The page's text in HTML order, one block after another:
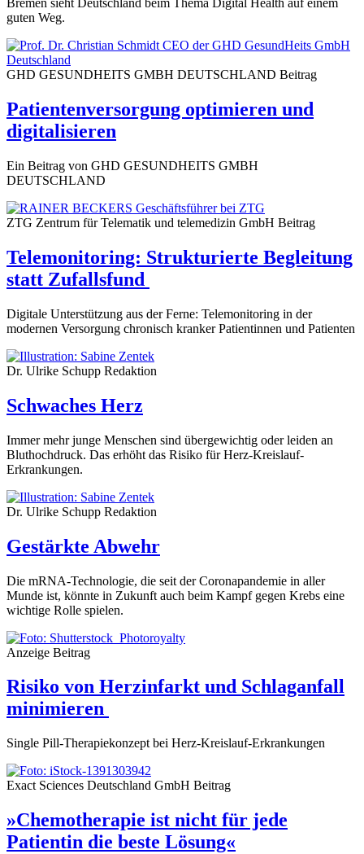
Bremen sieht Deutschland beim Thema Digital Health auf einem
guten Weg.
GHD GESUNDHEITS GMBH DEUTSCHLAND Beitrag
Patientenversorgung optimieren und
digitalisieren
Ein Beitrag von GHD GESUNDHEITS GMBH
DEUTSCHLAND
ZTG Zentrum für Telematik und telemedizin GmbH Beitrag
Telemonitoring: Strukturierte Begleitung
statt Zufallsfund
Digitale Unterstützung aus der Ferne: Telemonitoring in der
modernen Versorgung chronisch kranker Patientinnen und Patienten
Dr. Ulrike Schupp Redaktion
Schwaches Herz
Immer mehr junge Menschen sind übergewichtig oder leiden an
Bluthochdruck. Das erhöht das Risiko für Herz-Kreislauf-
Erkrankungen.
Dr. Ulrike Schupp Redaktion
Gestärkte Abwehr
Die mRNA-Technologie, die seit der Coronapandemie in aller
Munde ist, könnte in Zukunft auch beim Kampf gegen Krebs eine
wichtige Rolle spielen.
Anzeige Beitrag
Risiko von Herzinfarkt und Schlaganfall
minimieren
Single Pill-Therapiekonzept bei Herz-Kreislauf-Erkrankungen
Exact Sciences Deutschland GmbH Beitrag
»Chemotherapie ist nicht für jede
Patientin die beste Lösung«